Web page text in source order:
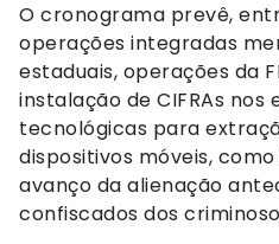
O cronograma prevê,
operações integradas
estaduais, operações da
instalação de CIFRAs nos
tecnológicas para
dispositivos móveis,
avanço da alienação
confiscados dos